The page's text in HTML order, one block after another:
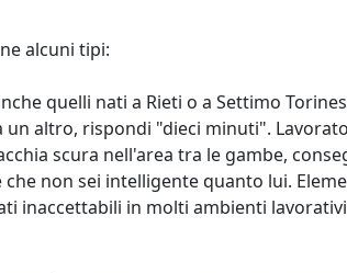
alcuni tipi:
quelli nati a Rieti o a Settimo
altro, rispondi "dieci minuti".
scura nell'area tra le gambe,
non sei intelligente quanto lui.
inaccettabili in molti ambienti